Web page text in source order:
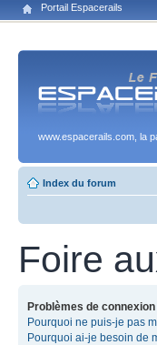
Portail Espacerails
www.espacerails.com, la
Index du forum
Foire
Problèmes de
Pourquoi ne puis-je pas
Pourquoi ai-je besoin de